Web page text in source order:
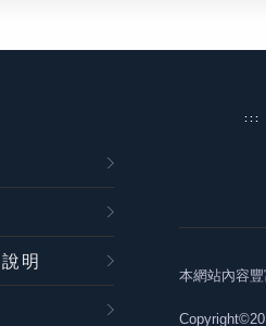
:::
明
本網站內容